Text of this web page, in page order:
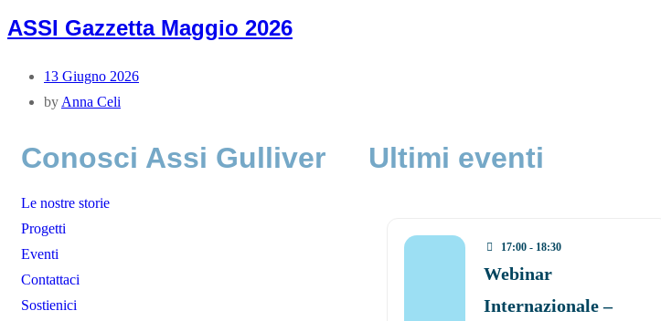
ASSI Gazzetta Maggio 2026
13 Giugno 2026
by Anna Celi
Conosci Assi Gulliver
Le nostre storie
Progetti
Eventi
Contattaci
Sostienici
Ultimi eventi
17:00 - 18:30
Webinar
Internazionale –